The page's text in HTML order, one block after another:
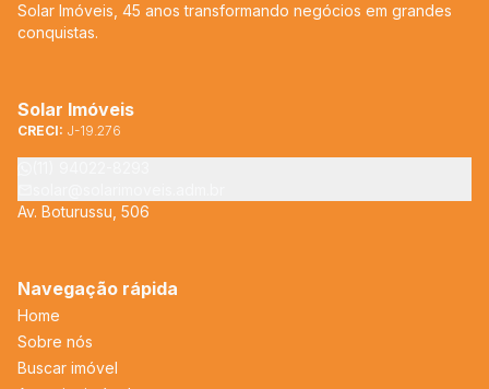
Solar Imóveis, 45 anos transformando negócios em grandes
conquistas.
Solar Imóveis
CRECI: J-19.276
Av. Boturussu, 506
Navegação rápida
Home
Sobre nós
Buscar imóvel